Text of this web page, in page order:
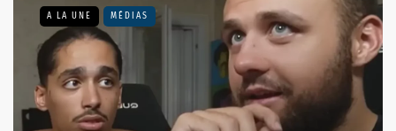
A LA UNE MÉDIAS